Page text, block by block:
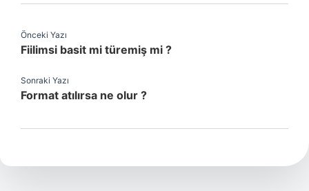
Önceki Yazı
Fiilimsi basit mi türemiş mi ?
Sonraki Yazı
Format atılırsa ne olur ?